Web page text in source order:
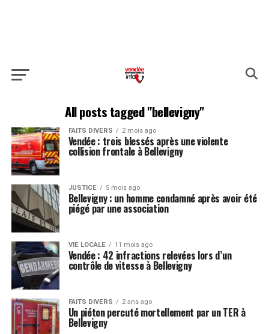
All posts tagged "bellevigny"
FAITS DIVERS 2 mois ago
Vendée : trois blessés après une violente
collision frontale à Bellevigny
JUSTICE 5 mois ago
Bellevigny : un homme condamné après avoir été
piégé par une association
VIE LOCALE 11 mois ago
Vendée : 42 infractions relevées lors d’un
contrôle de vitesse à Bellevigny
FAITS DIVERS 2 ans ago
Un piéton percuté mortellement par un TER à
Bellevigny